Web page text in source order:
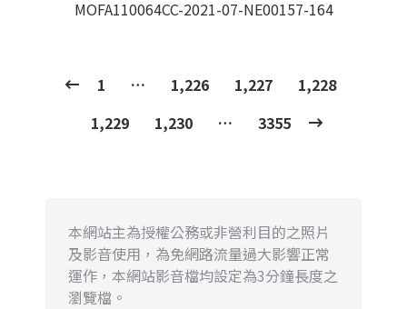
MOFA110064CC-2021-07-NE00157-164
1 … 1,226 1,227
1,228
1,229
1,230 … 3355
本網站主為授權公務或非營利目的之照片
及影音使用，為免網路流量過大影響正常
運作，本網站影音檔均設定為3分鐘長度之
瀏覽檔。